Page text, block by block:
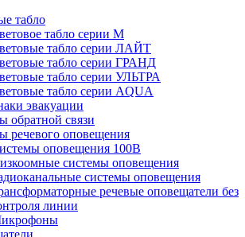
табло
табло серии М
табло серии ЛАЙТ
табло серии ГРАНД
табло серии УЛЬТРА
табло серии AQUA
эвакуации
обратной связи
речевого оповещения
оповещения 100В
системы оповещения
системы оповещения
речевые оповещатели без
линии